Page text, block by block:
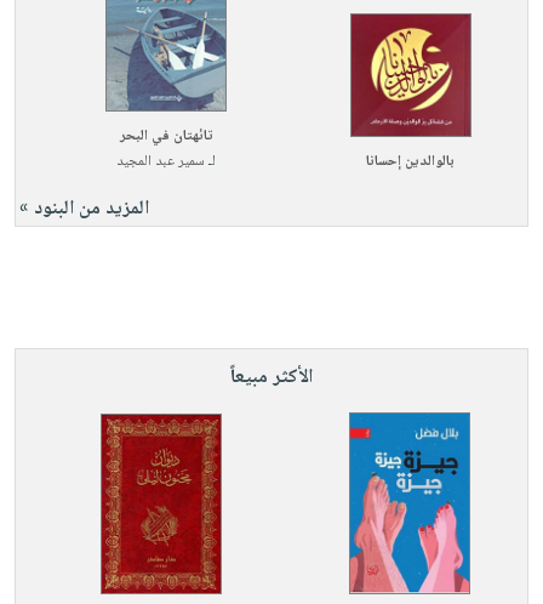
بالوالدين إحسانا
تائهتان في البحر
لـسمير عبد المجيد
المزيد من البنود »
الأكثر مبيعاً